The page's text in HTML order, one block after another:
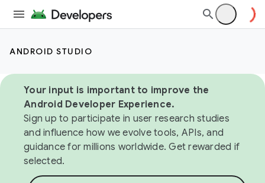
ANDROID STUDIO
Your input is important to improve the
Android Developer Experience.
Sign up to participate in user research studies
and influence how we evolve tools, APIs, and
guidance for millions worldwide. Get rewarded if
selected.